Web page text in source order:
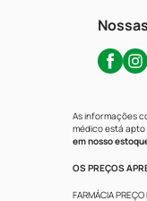
As informações
médico está
em nosso
OS PREÇOS
FARMÁCIA